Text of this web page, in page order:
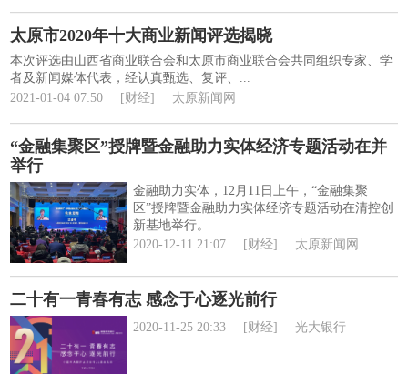
太原市2020年十大商业新闻评选揭晓
本次评选由山西省商业联合会和太原市商业联合会共同组织专家、学
者及新闻媒体代表，经认真甄选、复评、...
2021-01-04 07:50
[财经] 太原新闻网
“金融集聚区”授牌暨金融助力实体经济专题活动在并
举行
金融助力实体，12月11日上午，“金融集聚
区”授牌暨金融助力实体经济专题活动在清控创
新基地举行。
2020-12-11 21:07
[财经] 太原新闻网
二十有一青春有志 感念于心逐光前行
2020-11-25 20:33 [财经] 光大银行